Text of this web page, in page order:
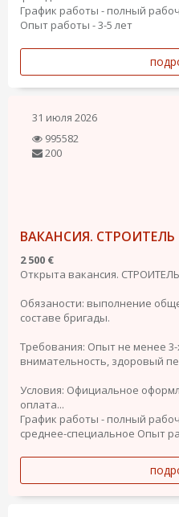
График работы - полный
Опыт работы - 3-5 лет
31 июля 2026
995582
200
ВАКАНСИЯ. СТРОИТЕЛЬ
2 500 €
Открыта вакансия.
Обязаности: выполнение
составе бригады.
Требования: Опыт не менее 3-
внимательность, здоровый
Условия: Официальное
оплата...
График работы - полный
среднее-специальное Опыт